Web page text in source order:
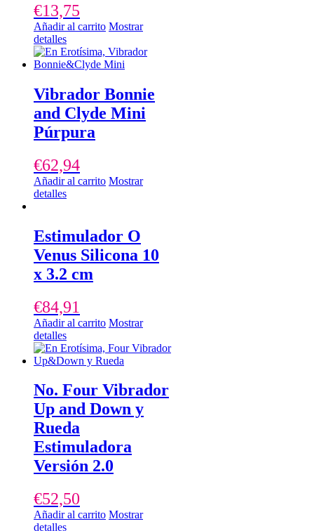
€13,75
Añadir al carrito Mostrar
detalles
Vibrador Bonnie
and Clyde Mini
Púrpura
€62,94
Añadir al carrito Mostrar
detalles
Estimulador O
Venus Silicona 10
x 3.2 cm
€84,91
Añadir al carrito Mostrar
detalles
No. Four Vibrador
Up and Down y
Rueda
Estimuladora
Versión 2.0
€52,50
Añadir al carrito Mostrar
detalles